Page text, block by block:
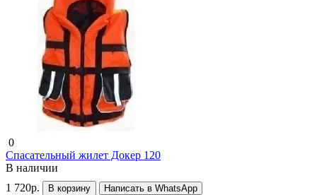
0
Спасательный жилет Докер 120
В наличии
1 720р.
В корзину Написать в WhatsApp